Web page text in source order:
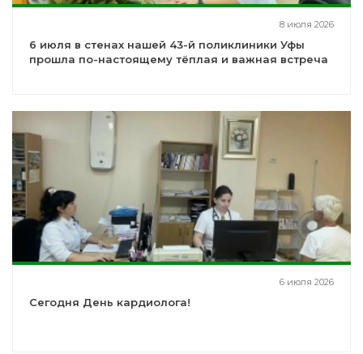
8 июля 2026
6 июля в стенах нашей 43-й поликлиники Уфы
прошла по-настоящему тёплая и важная встреча
6 июля 2026
Сегодня День кардиолога!